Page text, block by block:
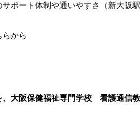
ポート体制や通いやすさ（新大阪
から
、大阪保健福祉専門学校 看護通信